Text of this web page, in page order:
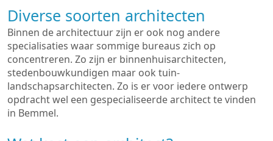
Diverse soorten architecten
Binnen de architectuur zijn er ook nog andere
specialisaties waar sommige bureaus zich op
concentreren. Zo zijn er binnenhuisarchitecten,
stedenbouwkundigen maar ook tuin-
landschapsarchitecten. Zo is er voor iedere ontwerp
opdracht wel een gespecialiseerde architect te vinden
in Bemmel.